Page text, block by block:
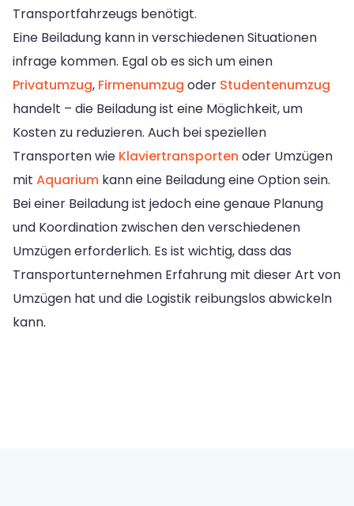
Transportfahrzeugs benötigt.
Eine Beiladung kann in verschiedenen Situationen
infrage kommen. Egal ob es sich um einen
Privatumzug, Firmenumzug oder Studentenumzug
handelt – die Beiladung ist eine Möglichkeit, um
Kosten zu reduzieren. Auch bei speziellen
Transporten wie Klaviertransporten oder Umzügen
mit Aquarium kann eine Beiladung eine Option sein.
Bei einer Beiladung ist jedoch eine genaue Planung
und Koordination zwischen den verschiedenen
Umzügen erforderlich. Es ist wichtig, dass das
Transportunternehmen Erfahrung mit dieser Art von
Umzügen hat und die Logistik reibungslos abwickeln
kann.